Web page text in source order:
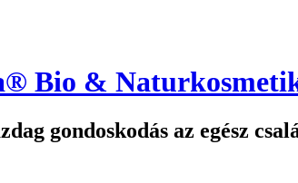
Bio &
gondoskodás az egész